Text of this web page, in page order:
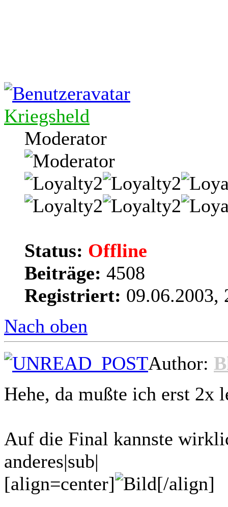
Kriegsheld
Moderator
Status: Offline
Beiträge: 4508
Registriert: 09.06.2003,
Nach oben
Author:
Hehe, da mußte ich erst 2x
Auf die Final kannste
anderes|sub|
[align=center]
[/align]